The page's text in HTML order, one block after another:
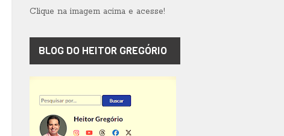
Clique na imagem acima e acesse!
BLOG DO HEITOR GREGÓRIO